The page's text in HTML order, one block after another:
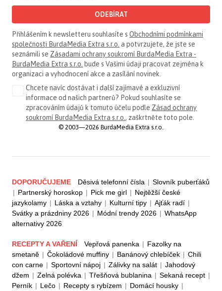
ODEBÍRAT
Přihlášením k newsletteru souhlasíte s Obchodními podmínkami
společnosti BurdaMedia Extra s.r.o. a potvrzujete, že jste se
seznámili se Zásadami ochrany soukromí BurdaMedia Extra -
BurdaMedia Extra s.r.o. bude s Vašimi údaji pracovat zejména k
organizaci a vyhodnocení akce a zasílání novinek.
Chcete navíc dostávat i další zajímavé a exkluzivní
informace od našich partnerů? Pokud souhlasíte se
zpracováním údajů k tomuto účelu podle Zásad ochrany
soukromí BurdaMedia Extra s.r.o. , zaškrtněte toto pole.
© 2003—2026 BurdaMedia Extra s.r.o.
DOPORUČUJEME Děsivá telefonní čísla | Slovník puberťáků
| Partnerský horoskop | Pick me girl | Nejtěžší české
jazykolamy | Láska a vztahy | Kulturní tipy | Ajťák radí |
Svátky a prázdniny 2026 | Módní trendy 2026 | WhatsApp
alternativy 2026
RECEPTY A VAŘENÍ Vepřová panenka | Fazolky na
smetaně | Čokoládové muffiny | Banánový chlebíček | Chili
con carne | Sportovní nápoj | Zálivky na salát | Jahodový
džem | Zelná polévka | Třešňová bublanina | Sekaná recept |
Perník | Lečo | Recepty s rybízem | Domácí housky |